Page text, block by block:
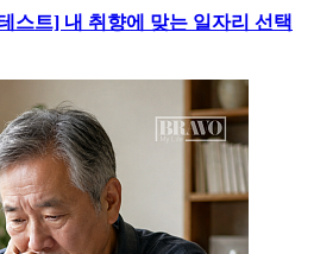
스트] 내 취향에 맞는 일자리 선택